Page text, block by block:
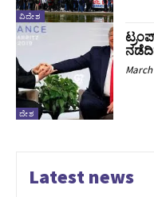
ವಿದೇಶ
ದೇಶ
March
Latest news